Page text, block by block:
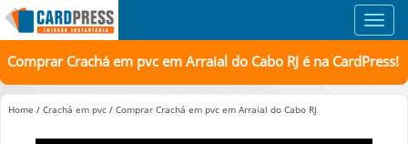
Comprar Crachá em pvc em Arraial do Cabo RJ é na CardPress!
Home / Crachá em pvc / Comprar Crachá em pvc em Arraial do Cabo RJ